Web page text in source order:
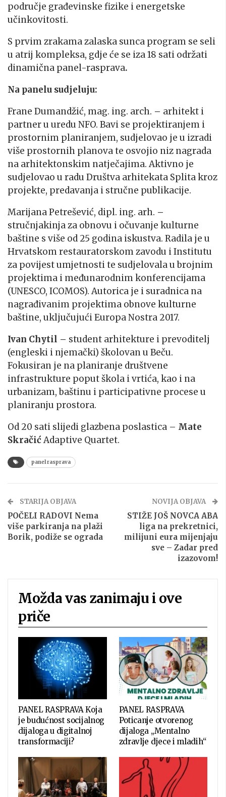
područje građevinske fizike i energetske
učinkovitosti.
S prvim zrakama zalaska sunca program se seli
u atrij kompleksa, gdje će se iza 18 sati održati
dinamična panel-rasprava.
Na panelu sudjeluju:
Frane Dumandžić, mag. ing. arch. – arhitekt i
partner u uredu NFO. Bavi se projektiranjem i
prostornim planiranjem, sudjelovao je u izradi
više prostornih planova te osvojio niz nagrada
na arhitektonskim natječajima. Aktivno je
sudjelovao u radu Društva arhitekata Splita kroz
projekte, predavanja i stručne publikacije.
Marijana Petrešević, dipl. ing. arh. –
stručnjakinja za obnovu i očuvanje kulturne
baštine s više od 25 godina iskustva. Radila je u
Hrvatskom restauratorskom zavodu i Institutu
za povijest umjetnosti te sudjelovala u brojnim
projektima i međunarodnim konferencijama
(UNESCO, ICOMOS). Autorica je i suradnica na
nagrađivanim projektima obnove kulturne
baštine, uključujući Europa Nostra 2017.
Ivan Chytil – student arhitekture i prevoditelj
(engleski i njemački) školovan u Beču.
Fokusiran je na planiranje društvene
infrastrukture poput škola i vrtića, kao i na
urbanizam, baštinu i participativne procese u
planiranju prostora.
Od 20 sati slijedi glazbena poslastica – Mate
SkračićAdaptive Quartet.
panel rasprava
STARIJA OBJAVA
POČELI RADOVI Nema
više parkiranja na plaži
Borik, podiže se ograda
NOVIJA OBJAVA
STIŽE JOŠ NOVCA ABA
liga na prekretnici,
milijuni eura mijenjaju
sve – Zadar pred
izazovom!
Možda vas zanimaju i ove
priče
PANEL RASPRAVA Koja
je budućnost socijalnog
dijaloga u digitalnoj
transformaciji?
PANEL RASPRAVA
Poticanje otvorenog
dijaloga „Mentalno
zdravlje djece i mladih“